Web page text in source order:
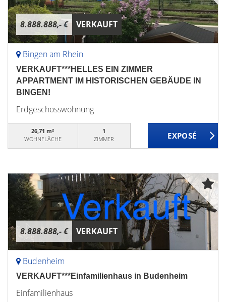
8.888.888,- € VERKAUFT
Bingen am Rhein
VERKAUFT***HELLES EIN ZIMMER
APPARTMENT IM HISTORISCHEN GEBÄUDE IN
BINGEN!
Erdgeschosswohnung
26,71 m²
WOHNFLÄCHE
1
ZIMMER
8.888.888,- € VERKAUFT
Budenheim
VERKAUFT***Einfamilienhaus in Budenheim
Einfamilienhaus